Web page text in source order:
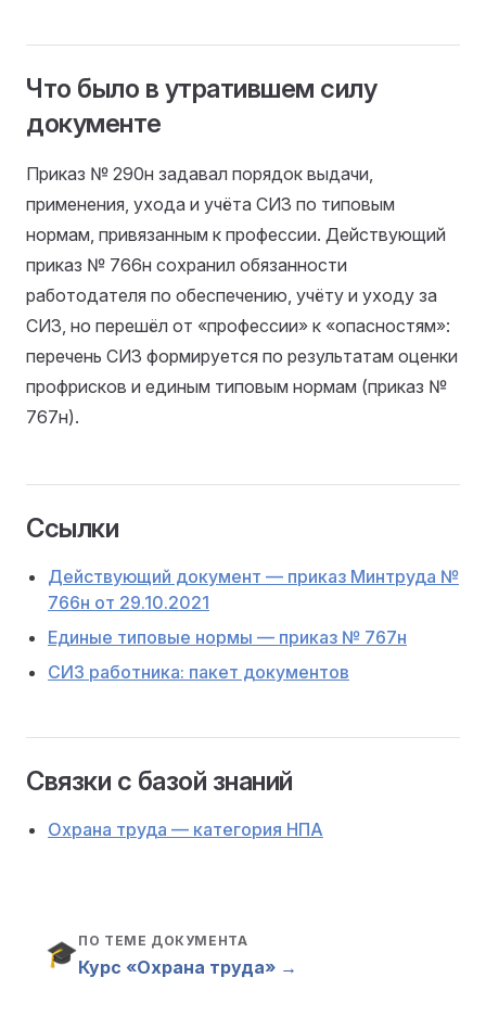
Что было в утратившем силу
документе
Приказ № 290н задавал порядок выдачи,
применения, ухода и учёта СИЗ по типовым
нормам, привязанным к профессии. Действующий
приказ № 766н сохранил обязанности
работодателя по обеспечению, учёту и уходу за
СИЗ, но перешёл от «профессии» к «опасностям»:
перечень СИЗ формируется по результатам оценки
профрисков и единым типовым нормам (приказ №
767н).
Ссылки
Действующий документ — приказ Минтруда №
766н от 29.10.2021
Единые типовые нормы — приказ № 767н
СИЗ работника: пакет документов
Связки с базой знаний
Охрана труда — категория НПА
🎓ПО ТЕМЕ ДОКУМЕНТА
Курс «Охрана труда» →